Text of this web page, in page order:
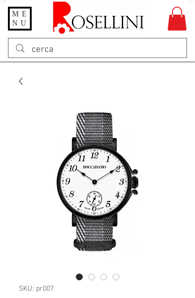
Gioielleria Rosellini
Rosellini online
ME
NU
SKU: pr007